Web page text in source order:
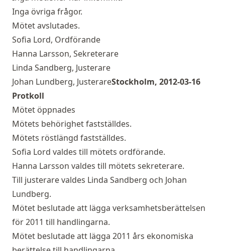
Inga övriga frågor.
Mötet avslutades.
Sofia Lord, Ordförande
Hanna Larsson, Sekreterare
Linda Sandberg, Justerare
Johan Lundberg, JusterareStockholm, 2012-03-16
Protkoll
Mötet öppnades
Mötets behörighet fastställdes.
Mötets röstlängd fastställdes.
Sofia Lord valdes till mötets ordförande.
Hanna Larsson valdes till mötets sekreterare.
Till justerare valdes Linda Sandberg och Johan
Lundberg.
Mötet beslutade att lägga verksamhetsberättelsen
för 2011 till handlingarna.
Mötet beslutade att lägga 2011 års ekonomiska